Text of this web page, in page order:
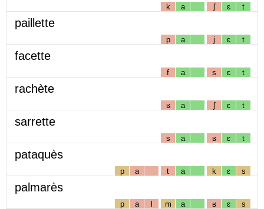
k a ʃ ɛ t
paillette
p a j ɛ t
facette
f a s ɛ t
rachète
ʁ a ʃ ɛ t
sarrette
s a ʁ ɛ t
pataquès
p a t a k ɛ s
palmarès
p a l m a ʁ ɛ s